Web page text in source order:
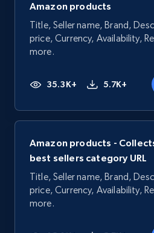
Amazon products
Title, Seller name, Brand,
price, Currency, Availability,
more.
35.3K+ 5.7K+
Amazon products -
best sellers category URL
Title, Seller name, Brand,
price, Currency, Availability,
more.